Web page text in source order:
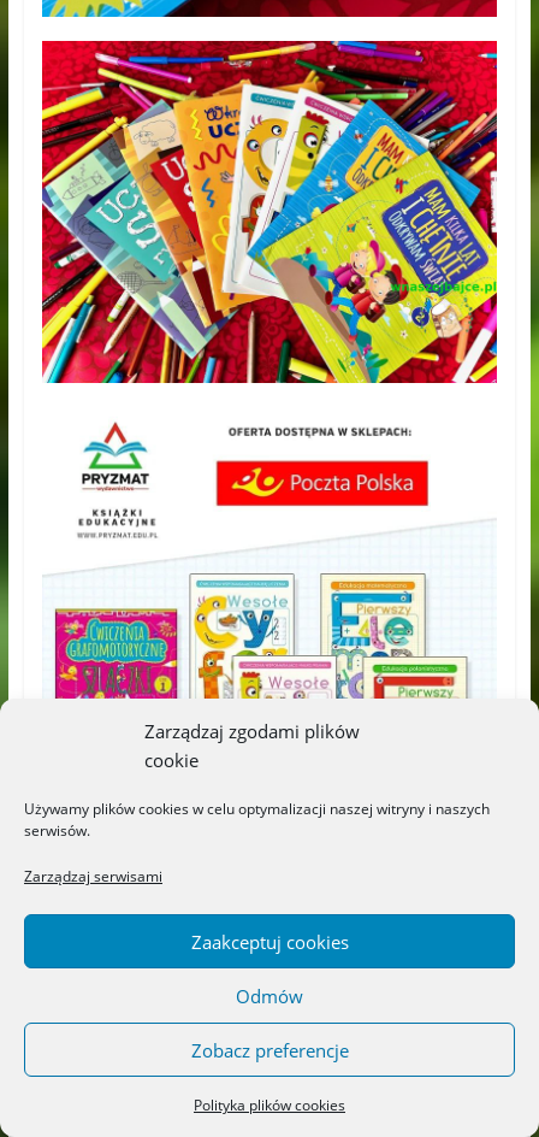
Zarządzaj zgodami plików
cookie
Używamy plików cookies w celu optymalizacji naszej witryny i naszych
serwisów.
Zarządzaj serwisami
Zaakceptuj cookies
Odmów
Zobacz preferencje
Polityka plików cookies